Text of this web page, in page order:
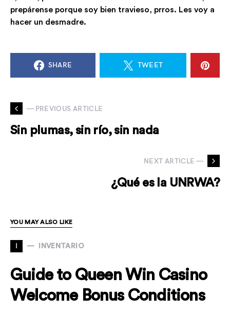
prepárense porque soy bien travieso, prros. Les voy a
hacer un desmadre.
SHARE TWEET
— PREVIOUS ARTICLE
Sin plumas, sin río, sin nada
NEXT ARTICLE —
¿Qué es la UNRWA?
YOU MAY ALSO LIKE
I INVENTARIO
Guide to Queen Win Casino
Welcome Bonus Conditions